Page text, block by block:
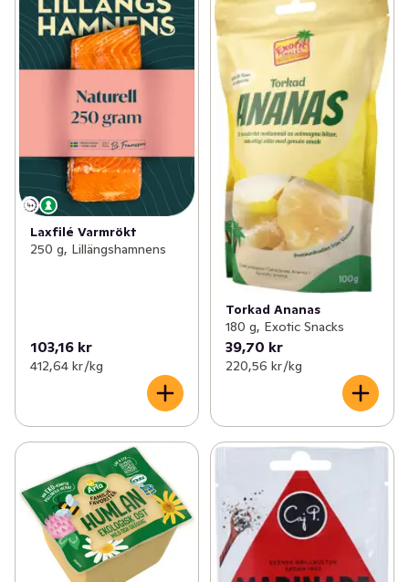
Laxfilé Varmrökt
250 g, Lillängshamnens
103,16 kr
412,64 kr /kg
Torkad Ananas
180 g, Exotic Snacks
39,70 kr
220,56 kr /kg